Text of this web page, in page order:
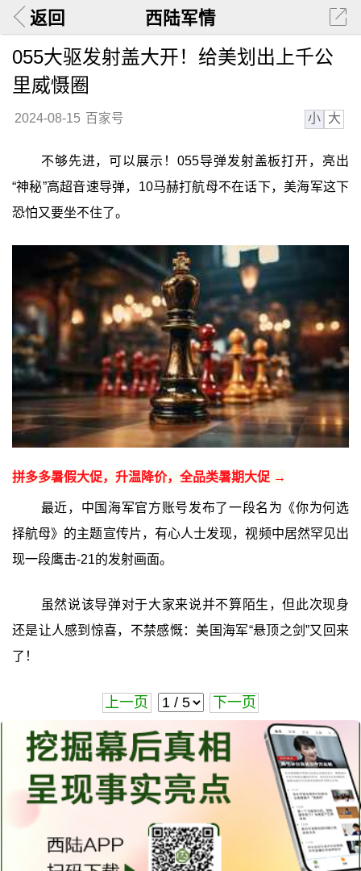
返回 西陆军情
055大驱发射盖大开！给美划出上千公
里威慑圈
2024-08-15 百家号 小 大
不够先进，可以展示！055导弹发射盖板打开，亮出
“神秘”高超音速导弹，10马赫打航母不在话下，美海军这下
恐怕又要坐不住了。
拼多多暑假大促，升温降价，全品类暑期大促 →
最近，中国海军官方账号发布了一段名为《你为何选
择航母》的主题宣传片，有心人士发现，视频中居然罕见出
现一段鹰击-21的发射画面。
虽然说该导弹对于大家来说并不算陌生，但此次现身
还是让人感到惊喜，不禁感慨：美国海军“悬顶之剑”又回来
了！
上一页 下一页